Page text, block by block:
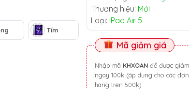
Tím
Thương hiệu: Mới
Loại: iPad Air 5
Mã giảm giá
Nhập mã KHXOAN
ngay 100k (áp dụng cho các đơn
hàng trên 500k)